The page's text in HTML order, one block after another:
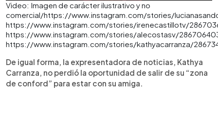
Video: Imagen de carácter ilustrativo y no
comercial/https://www.instagram.com/stories/
https://www.instagram.com/stories/irenecastillotv/
https://www.instagram.com/stories/alecostasv/
https://www.instagram.com/stories/kathyacarranza/
De igual forma, la expresentadora de noticias, Kathya
Carranza, no perdió la oportunidad de salir de su “zona
de conford” para estar con su amiga.